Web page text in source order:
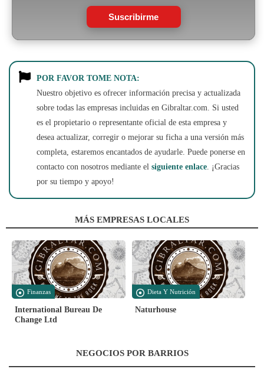
Suscribirme
POR FAVOR TOME NOTA:
Nuestro objetivo es ofrecer información precisa y actualizada
sobre todas las empresas incluidas en Gibraltar.com. Si usted
es el propietario o representante oficial de esta empresa y
desea actualizar, corregir o mejorar su ficha a una versión más
completa, estaremos encantados de ayudarle. Puede ponerse en
contacto con nosotros mediante el siguiente enlace. ¡Gracias
por su tiempo y apoyo!
MÁS EMPRESAS LOCALES
Finanzas
International Bureau De
Change Ltd
Dieta Y Nutrición
Naturhouse
NEGOCIOS POR BARRIOS